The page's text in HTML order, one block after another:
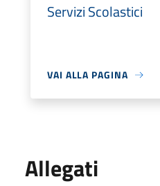
Servizi Scolastici
VAI ALLA PAGINA
Allegati